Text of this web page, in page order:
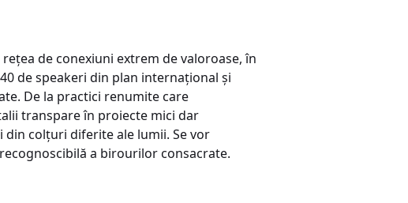
de conexiuni extrem de valoroase, în
de speakeri din plan internațional și
De la practici renumite care
transpare în proiecte mici dar
colțuri diferite ale lumii. Se vor
a birourilor consacrate.